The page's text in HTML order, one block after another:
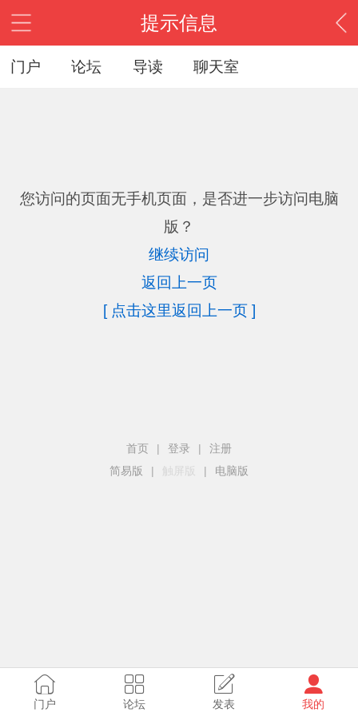
提示信息
门户 论坛 导读 聊天室
您访问的页面无手机页面，是否进一步访问电脑
版？
继续访问
返回上一页
[ 点击这里返回上一页 ]
首页 | 登录 |
注册
简易版
| 触屏版 | 电脑版
门户 论坛 发表 我的